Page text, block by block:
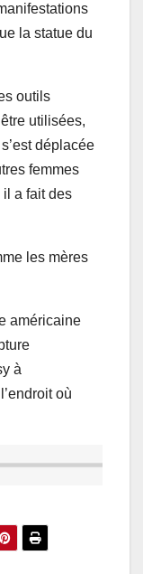
la statue du
outils
utilisées,
déplacée
femmes
a fait des
les mères
américaine
à
où